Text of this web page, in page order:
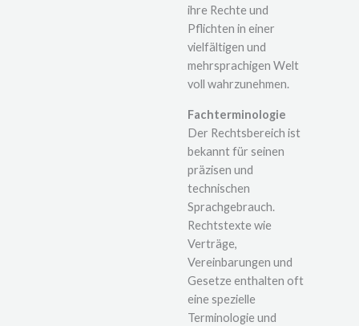
ihre Rechte und
Pflichten in einer
vielfältigen und
mehrsprachigen Welt
voll wahrzunehmen.
Fachterminologie
Der Rechtsbereich ist
bekannt für seinen
präzisen und
technischen
Sprachgebrauch.
Rechtstexte wie
Verträge,
Vereinbarungen und
Gesetze enthalten oft
eine spezielle
Terminologie und